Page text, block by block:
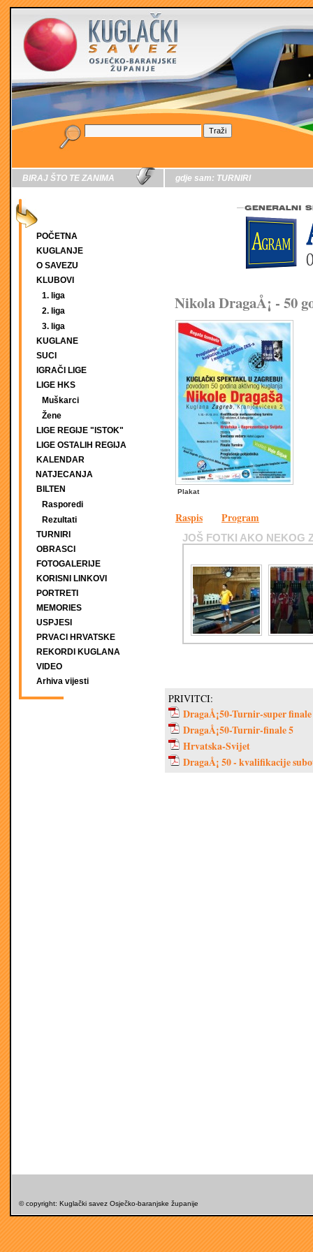
BIRAJ ŠTO TE ZANIMA
POČETNA
KUGLANJE
O SAVEZU
KLUBOVI
1. liga
2. liga
3. liga
KUGLANE
SUCI
IGRAČI LIGE
LIGE HKS
Muškarci
Žene
LIGE REGIJE "ISTOK"
LIGE OSTALIH REGIJA
KALENDAR
NATJECANJA
BILTEN
Rasporedi
Rezultati
TURNIRI
OBRASCI
FOTOGALERIJE
KORISNI LINKOVI
PORTRETI
MEMORIES
USPJESI
PRVACI HRVATSKE
REKORDI KUGLANA
VIDEO
Arhiva vijesti
gdje sam: TURNIRI
Nikola DragaÅ¡ - 50
Plakat
Raspis Program
JOŠ FOTKI AKO NEKOG
PRIVITCI:
DragaÅ¡50-Turnir-super finale
DragaÅ¡50-Turnir-finale 5
Hrvatska-Svijet
DragaÅ¡ 50 - kvalifikacije
© copyright: Kuglački savez Osječko-baranjske županije